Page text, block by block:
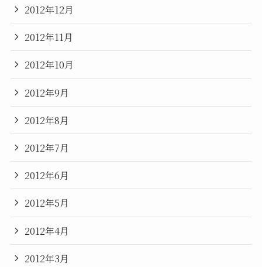
2012年12月
2012年11月
2012年10月
2012年9月
2012年8月
2012年7月
2012年6月
2012年5月
2012年4月
2012年3月